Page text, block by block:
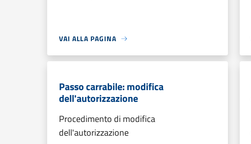
VAI ALLA PAGINA
Passo carrabile: modifica
dell'autorizzazione
Procedimento di modifica
dell'autorizzazione